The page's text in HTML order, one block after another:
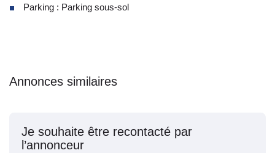
Parking : Parking sous-sol
Annonces similaires
Je souhaite être recontacté par
l’annonceur